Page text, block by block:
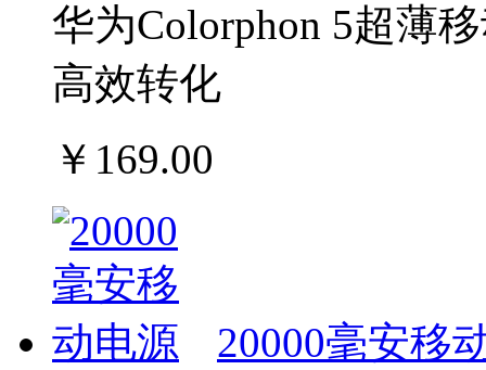
华为Colorphon 5超薄
高效转化
￥169.00
20000毫安移